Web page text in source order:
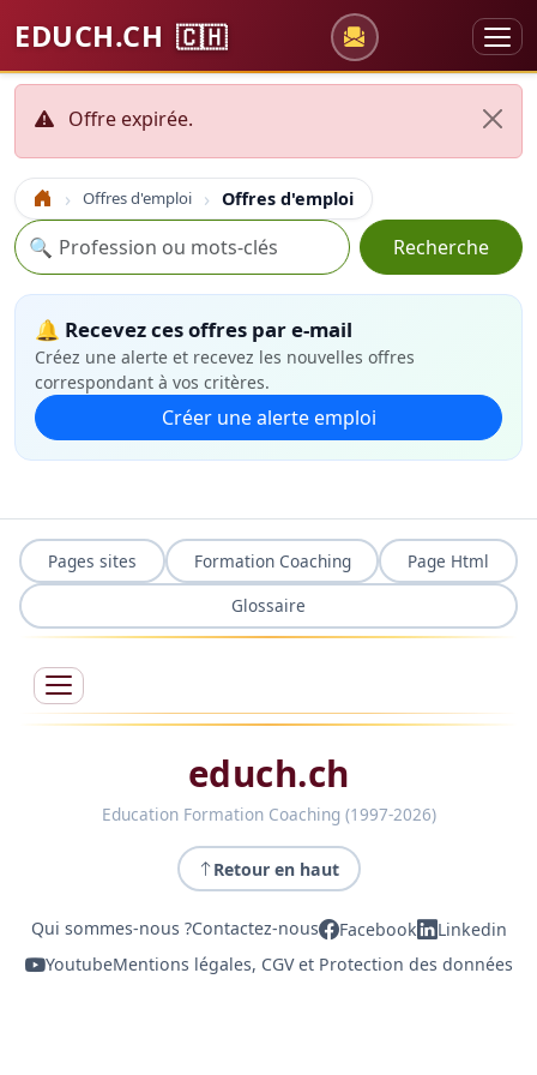
EDUCH.CH 🇨🇭
Offre expirée.
Accueil Offres d'emploi Offres d'emploi
Recherche
🔍 Recherche
🔔 Recevez ces offres par e-mail
Créez une alerte et recevez les nouvelles offres
correspondant à vos critères.
Créer une alerte emploi
Pages sites Formation Coaching
Page Html
Glossaire
educh.ch
Education Formation Coaching (1997-2026)
Retour en haut
Qui sommes-nous ?Contactez-nous Facebook
Linkedin
YoutubeMentions légales, CGV et Protection des données